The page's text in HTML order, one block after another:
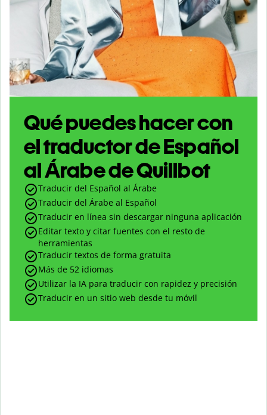
Qué puedes hacer con
el traductor de Español
al Árabe de Quillbot
Traducir del Español al Árabe
Traducir del Árabe al Español
Traducir en línea sin descargar ninguna aplicación
Editar texto y citar fuentes con el resto de
herramientas
Traducir textos de forma gratuita
Más de 52 idiomas
Utilizar la IA para traducir con rapidez y precisión
Traducir en un sitio web desde tu móvil